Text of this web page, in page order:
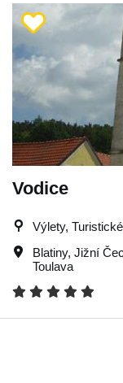
Vodice
Výlety,
Blatiny, Jižní
Toulava